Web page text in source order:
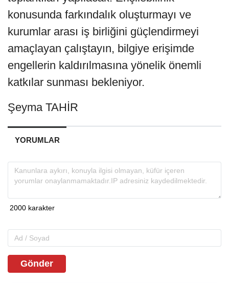
konusunda farkındalık oluşturmayı ve
kurumlar arası iş birliğini güçlendirmeyi
amaçlayan çalıştayın, bilgiye erişimde
engellerin kaldırılmasına yönelik önemli
katkılar sunması bekleniyor.
Şeyma TAHİR
YORUMLAR
Gönder